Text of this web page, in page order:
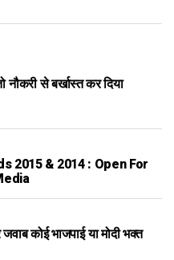
नौकरी से बर्खास्त कर दिया
2015 & 2014 : Open For
कोई भाजपाई या मोदी भक्त